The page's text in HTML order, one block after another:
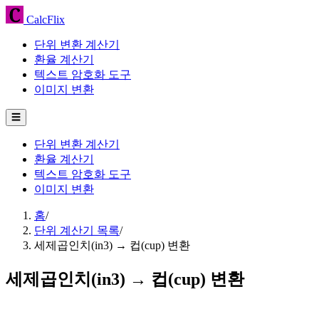
CalcFlix
단위 변환 계산기
환율 계산기
텍스트 암호화 도구
이미지 변환
☰
단위 변환 계산기
환율 계산기
텍스트 암호화 도구
이미지 변환
홈/
단위 계산기 목록/
세제곱인치(in3) → 컵(cup) 변환
세제곱인치(in3) → 컵(cup) 변환